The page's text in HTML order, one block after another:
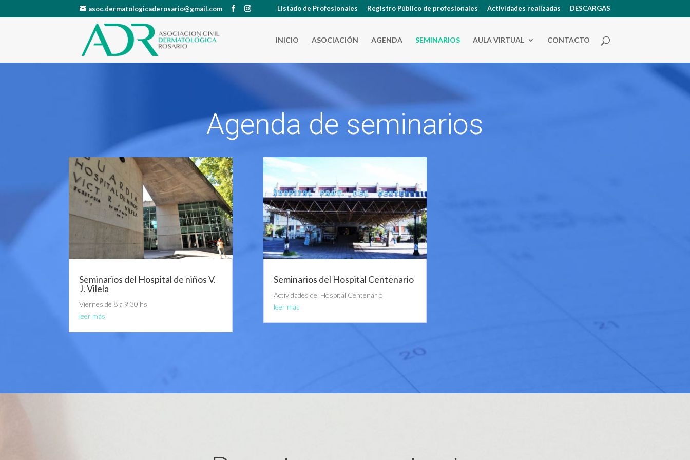
asoc.dermatologicaderosario@gmail.com Listado de Profesionales Registro Público de profesionales Actividades realizadas DESCARGAS
INICIO ASOCIACIÓN AGENDA SEMINARIOS AULA VIRTUAL CONTACTO
Agenda de seminarios
Seminarios del Hospital de niños V.
J. Vilela
Viernes de 8 a 9:30 hs
leer más
Seminarios del Hospital Centenario
Actividades del Hospital Centenario
leer más